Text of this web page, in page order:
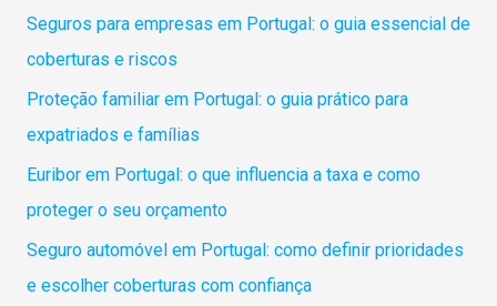
c
h
Seguros para empresas em Portugal: o guia essencial de
coberturas e riscos
Proteção familiar em Portugal: o guia prático para
expatriados e famílias
Euribor em Portugal: o que influencia a taxa e como
proteger o seu orçamento
Seguro automóvel em Portugal: como definir prioridades
e escolher coberturas com confiança